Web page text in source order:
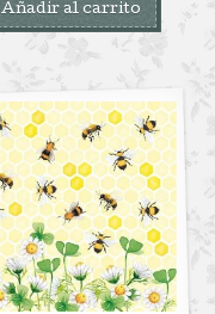
Añadir al carrito